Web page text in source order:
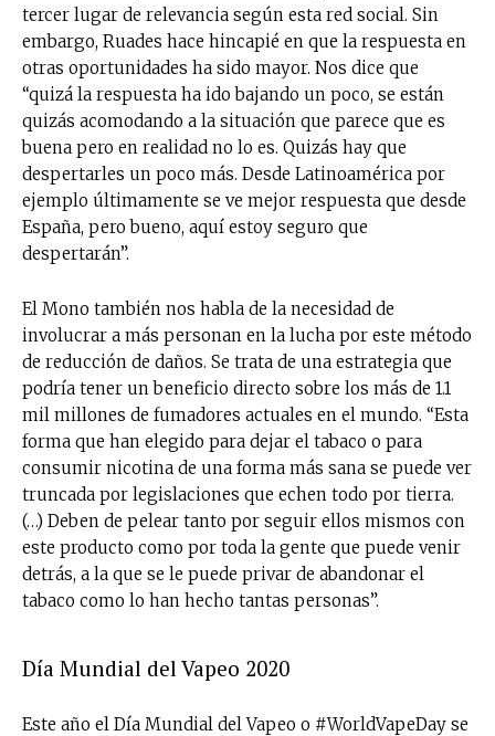
tercer lugar de relevancia según esta red social. Sin
embargo, Ruades hace hincapié en que la respuesta en
otras oportunidades ha sido mayor. Nos dice que
“quizá la respuesta ha ido bajando un poco, se están
quizás acomodando a la situación que parece que es
buena pero en realidad no lo es. Quizás hay que
despertarles un poco más. Desde Latinoamérica por
ejemplo últimamente se ve mejor respuesta que desde
España, pero bueno, aquí estoy seguro que
despertarán”.
El Mono también nos habla de la necesidad de
involucrar a más personan en la lucha por este método
de reducción de daños. Se trata de una estrategia que
podría tener un beneficio directo sobre los más de 1.1
mil millones de fumadores actuales en el mundo. “Esta
forma que han elegido para dejar el tabaco o para
consumir nicotina de una forma más sana se puede ver
truncada por legislaciones que echen todo por tierra.
(…) Deben de pelear tanto por seguir ellos mismos con
este producto como por toda la gente que puede venir
detrás, a la que se le puede privar de abandonar el
tabaco como lo han hecho tantas personas”.
Día Mundial del Vapeo 2020
Este año el Día Mundial del Vapeo o #WorldVapeDay se